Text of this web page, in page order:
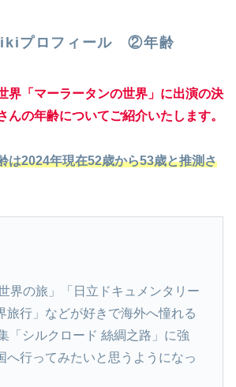
プロフィール ②年齢
界「マーラータンの世界」に出演の決
んの年齢についてご紹介いたします。
は2024年現在52歳から53歳と推測さ
界の旅」「日立ドキュメンタリー
旅行」などが好きで海外へ憧れる
「シルクロード 絲綢之路」に強
へ行ってみたいと思うようになっ